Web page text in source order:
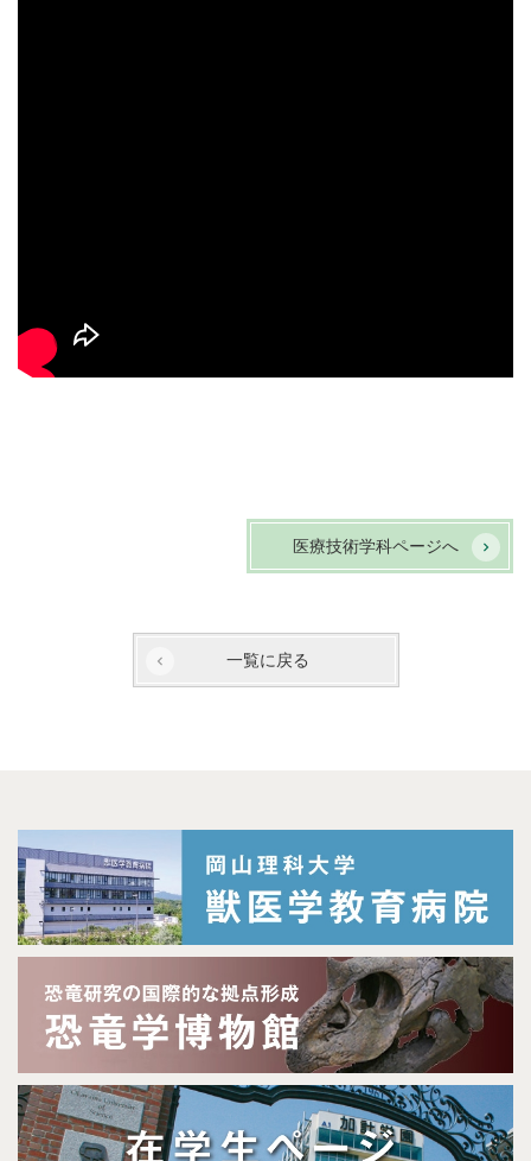
医療技術学科ページへ
一覧に戻る